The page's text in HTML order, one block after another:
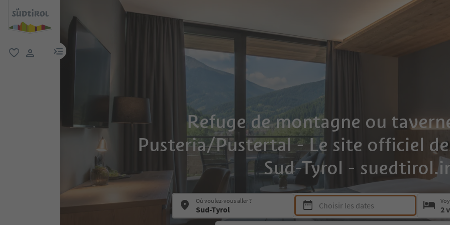
lien menu
Refuge de montagne ou
Pusteria/Pustertal - Le site officiel
Sud-Tyrol -
Où voulez-vous aller ? Choisir les dates
Press Space or Enter to open the date picker
2